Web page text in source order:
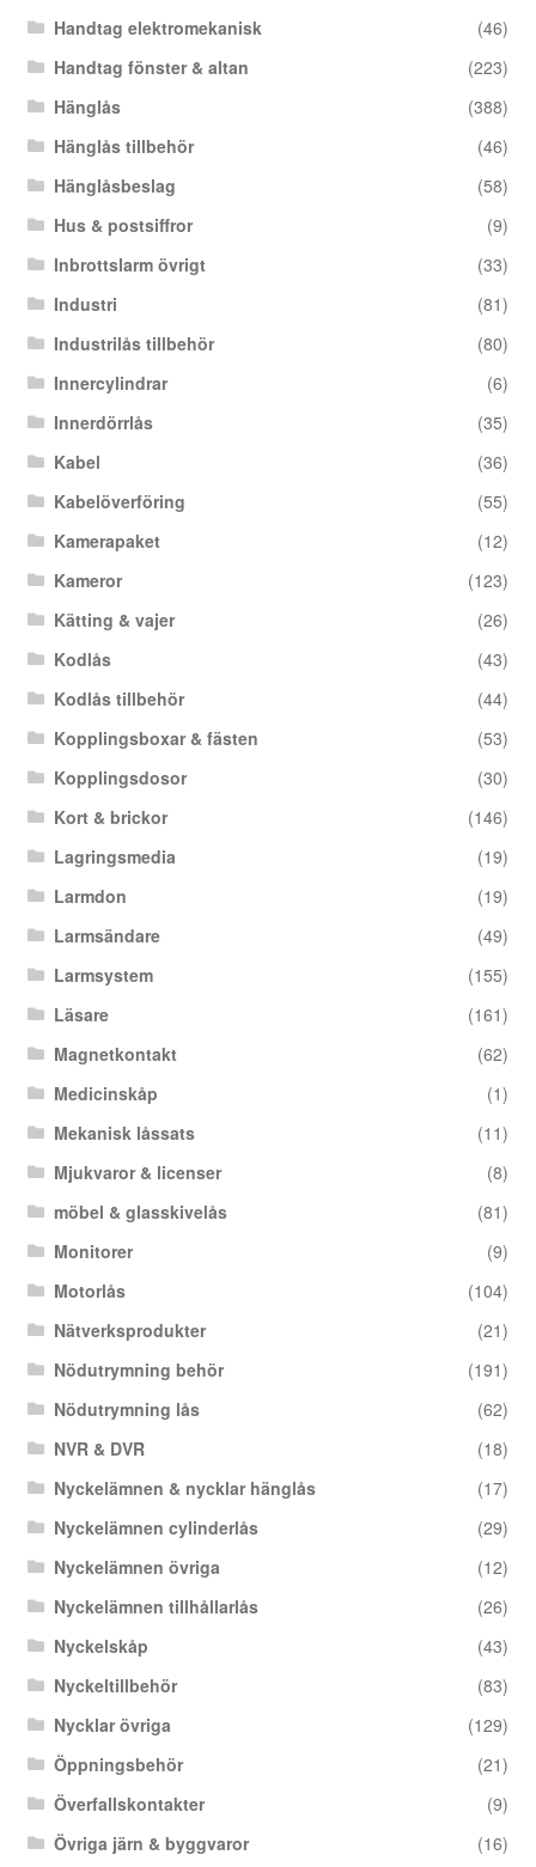
Handtag elektromekanisk
(46)
Handtag fönster & altan
(223)
Hänglås
(388)
Hänglås tillbehör
(46)
Hänglåsbeslag
(58)
Hus & postsiffror
(9)
Inbrottslarm övrigt
(33)
Industri
(81)
Industrilås tillbehör
(80)
Innercylindrar
(6)
Innerdörrlås
(35)
Kabel
(36)
Kabelöverföring
(55)
Kamerapaket
(12)
Kameror
(123)
Kätting & vajer
(26)
Kodlås
(43)
Kodlås tillbehör
(44)
Kopplingsboxar & fästen
(53)
Kopplingsdosor
(30)
Kort & brickor
(146)
Lagringsmedia
(19)
Larmdon
(19)
Larmsändare
(49)
Larmsystem
(155)
Läsare
(161)
Magnetkontakt
(62)
Medicinskåp
(1)
Mekanisk låssats
(11)
Mjukvaror & licenser
(8)
möbel & glasskivelås
(81)
Monitorer
(9)
Motorlås
(104)
Nätverksprodukter
(21)
Nödutrymning behör
(191)
Nödutrymning lås
(62)
NVR & DVR
(18)
Nyckelämnen & nycklar hänglås
(17)
Nyckelämnen cylinderlås
(29)
Nyckelämnen övriga
(12)
Nyckelämnen tillhållarlås
(26)
Nyckelskåp
(43)
Nyckeltillbehör
(83)
Nycklar övriga
(129)
Öppningsbehör
(21)
Överfallskontakter
(9)
Övriga järn & byggvaror
(16)